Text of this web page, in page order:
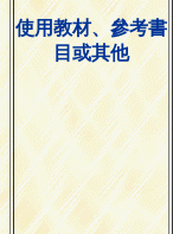
使用教材、參考書
目或其他